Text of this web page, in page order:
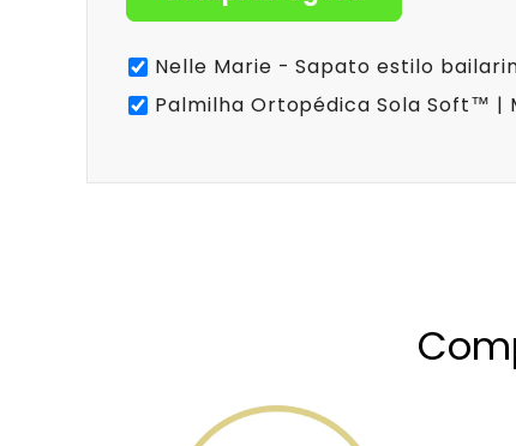
Nelle Marie - Sapato estilo
Palmilha Ortopédica Sola Soft™ |